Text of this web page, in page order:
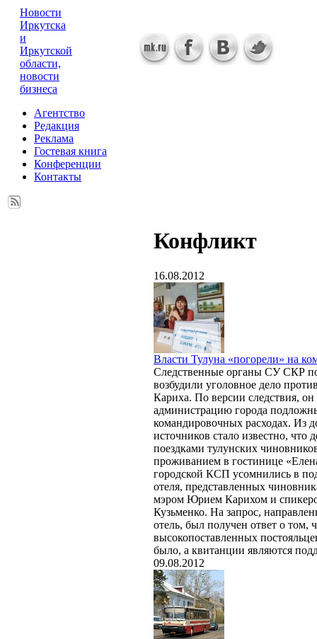
Новости
Иркутска
и
Иркутской
области,
новости
бизнеса
Агентство
Редакция
Реклама
Гостевая книга
Конференции
Контакты
Конфликт
16.08.2012
Власти Тулуна «погорели» на
Следственные органы СУ СКР
возбудили уголовное дело
Кариха. По версии следствия, он
администрацию города
командировочных расходах. Из
источников стало известно, что
поездками тулунских
проживанием в гостинице
городской КСП усомнились в
отеля, представленных
мэром Юрием Карихом и
Кузьменко. На запрос,
отель, был получен ответ о том,
высокопоставленных
было, а квитанции являются
09.08.2012